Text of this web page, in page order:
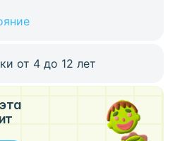
от 4 до 12 лет